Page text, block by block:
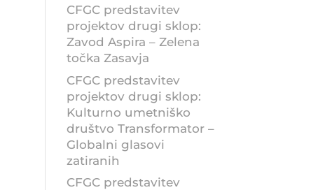
CFGC predstavitev
projektov drugi sklop:
Zavod Aspira – Zelena
točka Zasavja
CFGC predstavitev
projektov drugi sklop:
Kulturno umetniško
društvo Transformator –
Globalni glasovi
zatiranih
CFGC predstavitev